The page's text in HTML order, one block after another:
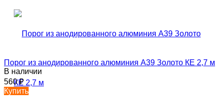
Порог из анодированного алюминия А39 Золото КЕ 2,7 м
В наличии
560₽
Купить